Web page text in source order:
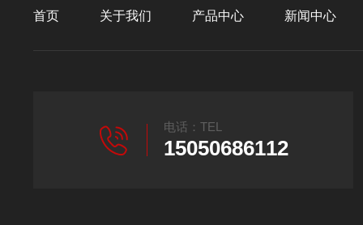
首页 关于我们 产品中心 新闻中心
电话：TEL
15050686112